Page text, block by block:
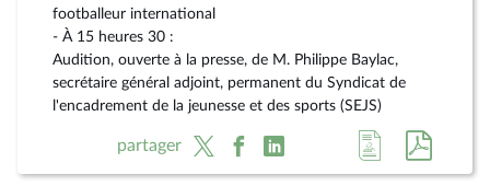
footballeur international
- À 15 heures 30 :
Audition, ouverte à la presse, de M. Philippe Baylac,
secrétaire général adjoint, permanent du Syndicat de
l'encadrement de la jeunesse et des sports (SEJS)
partager
Accéder
à
au